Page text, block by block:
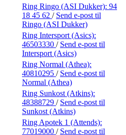
Ring Ringo (ASI Dukker): 94
18 45 62 / Send e-post til
Ringo (ASI Dukker)
Ring Intersport (Asics):
46503330 / Send e-post til
Intersport (Asics)
Ring Normal (Athea):
40810295 / Send e-post til
Normal (Athea)
Ring Sunkost (Atkins):
48388729 / Send e-post til
Sunkost (Atkins)
Ring Apotek 1 (Attends):
77019000 / Send e-post til